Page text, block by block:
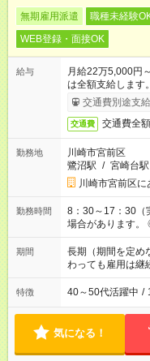
無期雇用派遣 職種未経験
WEB登録・面接OK
給与
月給22万5,000円
は全額支給しま
考慮して加給・優
交通費別途支
交通費 交通費全
勤務地
川崎市宮前区
鷺沼駅 / 宮崎台駅
川崎市宮前区に
勤務時間
8：30～17：30（
場合があります。 ◎フレックス勤務が可能な就業先もありま
す。 ◎今よりも
改革に全社をあげ
期間
長期（期間を定め
わっても雇用は継
特徴 40～50代活躍中 /
気になる！